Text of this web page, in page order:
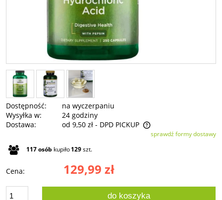
Dostępność:
na wyczerpaniu
Wysyłka w:
24 godziny
Dostawa:
od 9,50 zł - DPD PICKUP
Cena nie zawiera ewentualnych kosztów płatnościsprawdź formy dostawy
117osób kupiło129szt.
Cena: 129,99 zł
do koszyka